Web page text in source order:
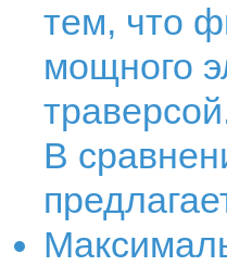
тем, что
мощного
В